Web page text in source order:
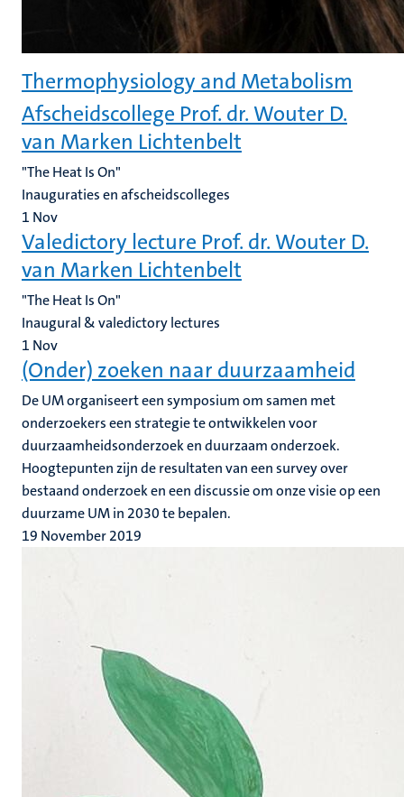
Thermophysiology and Metabolism
Afscheidscollege Prof. dr. Wouter D.
van Marken Lichtenbelt
"The Heat Is On"
Inauguraties en afscheidscolleges
1 Nov
Valedictory lecture Prof. dr. Wouter D.
van Marken Lichtenbelt
"The Heat Is On"
Inaugural & valedictory lectures
1 Nov
(Onder) zoeken naar duurzaamheid
De UM organiseert een symposium om samen met
onderzoekers een strategie te ontwikkelen voor
duurzaamheidsonderzoek en duurzaam onderzoek.
Hoogtepunten zijn de resultaten van een survey over
bestaand onderzoek en een discussie om onze visie op een
duurzame UM in 2030 te bepalen.
19 November 2019